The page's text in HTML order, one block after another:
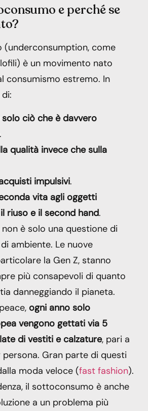
e perché se
(underconsumption, come
è un movimento nato
consumismo estremo. In
ciò che è davvero
.
qualità invece che sulla
impulsivi.
vita agli oggetti
riuso e il second hand.
è solo una questione di
ambiente. Le nuove
la Gen Z, stanno
più consapevoli di quanto
danneggiando il pianeta.
ogni anno solo
vengono gettati via 5
di vestiti e calzature, pari a
persona. Gran parte di questi
moda veloce (fast fashion).
il sottoconsumo è anche
a un problema più